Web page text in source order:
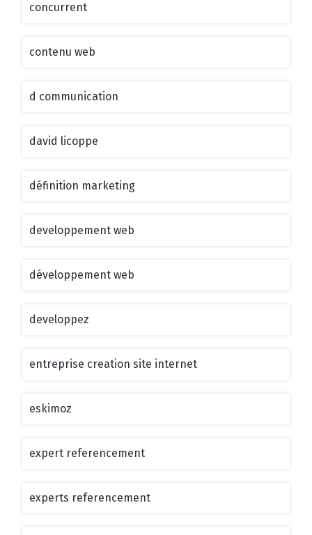
concurrent
contenu web
d communication
david licoppe
définition marketing
developpement web
développement web
developpez
entreprise creation site internet
eskimoz
expert referencement
experts referencement